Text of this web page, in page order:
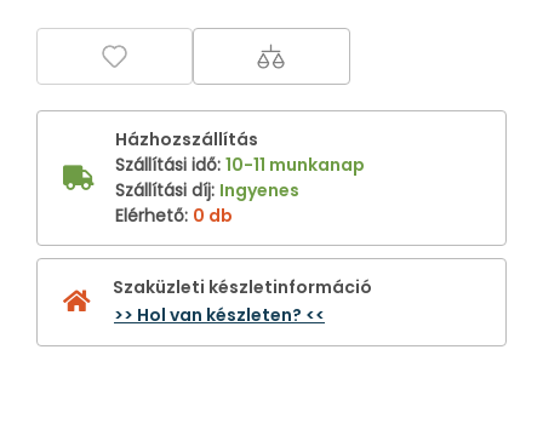
Házhozszállítás
Szállítási idő: 10-11 munkanap
Szállítási díj: Ingyenes
Elérhető: 0 db
Szaküzleti készletinformáció
>> Hol van készleten? <<